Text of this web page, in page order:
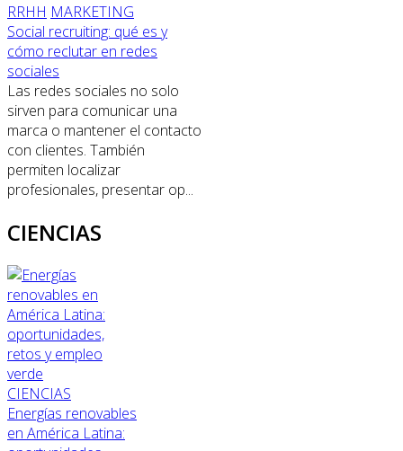
RRHH MARKETING
Social recruiting: qué es y
cómo reclutar en redes
sociales
Las redes sociales no solo
sirven para comunicar una
marca o mantener el contacto
con clientes. También
permiten localizar
profesionales, presentar op...
CIENCIAS
CIENCIAS
Energías renovables
en América Latina: